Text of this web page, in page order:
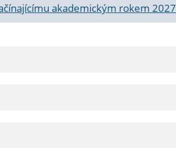
akademickým rokem